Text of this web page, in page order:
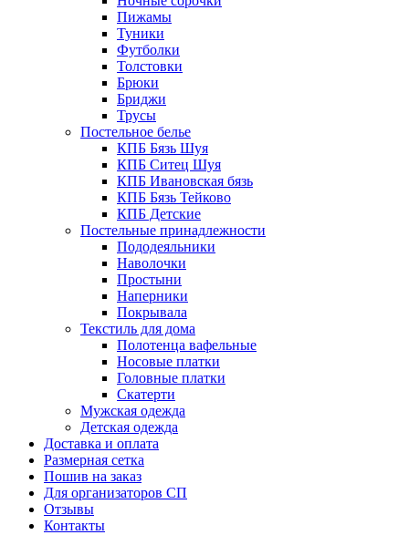
Пижамы
Туники
Футболки
Толстовки
Брюки
Бриджи
Трусы
Постельное белье
КПБ Бязь Шуя
КПБ Ситец Шуя
КПБ Ивановская бязь
КПБ Бязь Тейково
КПБ Детские
Постельные принадлежности
Пододеяльники
Наволочки
Простыни
Наперники
Покрывала
Текстиль для дома
Полотенца вафельные
Носовые платки
Головные платки
Скатерти
Мужская одежда
Детская одежда
Доставка и оплата
Размерная сетка
Пошив на заказ
Для организаторов СП
Отзывы
Контакты